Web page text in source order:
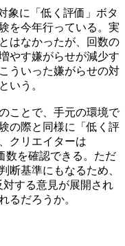
象に「低く評価」ボタ
を今年行っている。実
はなかったが、回数の
やす嫌がらせが減少す
ういった嫌がらせの対
いう。
ことで、手元の環境で
の際と同様に「低く評
クリエイターは
数を確認できる。ただ
断基準にもなるため、
する意見が展開され
るだろうか。